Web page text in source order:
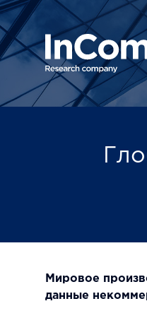
Мировое
данные